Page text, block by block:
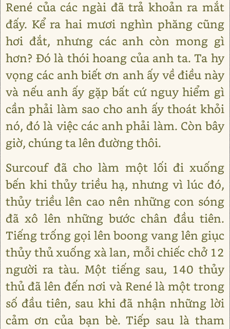
René của các ngài đã trả khoản ra mắt
đấy. Kể ra hai mươi nghìn phăng cũng
hơi đắt, nhưng các anh còn mong gì
hơn? Đó là thói hoang của anh ta. Ta hy
vọng các anh biết ơn anh ấy về điều này
và nếu anh ấy gặp bất cứ nguy hiểm gì
cần phải làm sao cho anh ấy thoát khỏi
nó, đó là việc các anh phải làm. Còn bây
giờ, chúng ta lên đường thôi.
Surcouf đã cho làm một lối đi xuống
bến khi thủy triều hạ, nhưng vì lúc đó,
thủy triều lên cao nên những con sóng
đã xô lên những bước chân đầu tiên.
Tiếng trống gọi lên boong vang lên giục
thủy thủ xuống xà lan, mỗi chiếc chở 12
người ra tàu. Một tiếng sau, 140 thủy
thủ đã lên đến nơi và René là một trong
số đầu tiên, sau khi đã nhận những lời
cảm ơn của bạn bè. Tiếp sau là tham